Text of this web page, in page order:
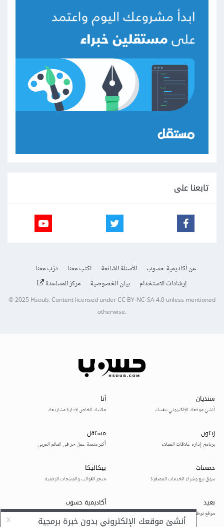
تابعنا على
عن أكاديمية حسوب الأسئلة الشائعة اكتب معنا
درّب معنا
إرشادات الاستخدام
بيان الخصوصية مركز المساعدة
© 2025Hsoub.Content licensed underCC BY-NC-SA 4.0unless mentioned
otherwise.